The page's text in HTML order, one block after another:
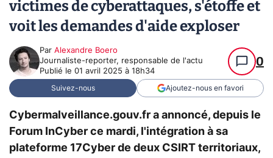
victimes de cyberattaques, s'étoffe et
voit les demandes d'aide exploser
Par Alexandre Boero
Journaliste-reporter, responsable de l'actu
Publié le 01 avril 2025 à 18h34
0
Suivez-nous Ajoutez-nous en favori
Cybermalveillance.gouv.fr a annoncé, depuis le
Forum InCyber ce mardi, l'intégration à sa
plateforme 17Cyber de deux CSIRT territoriaux,